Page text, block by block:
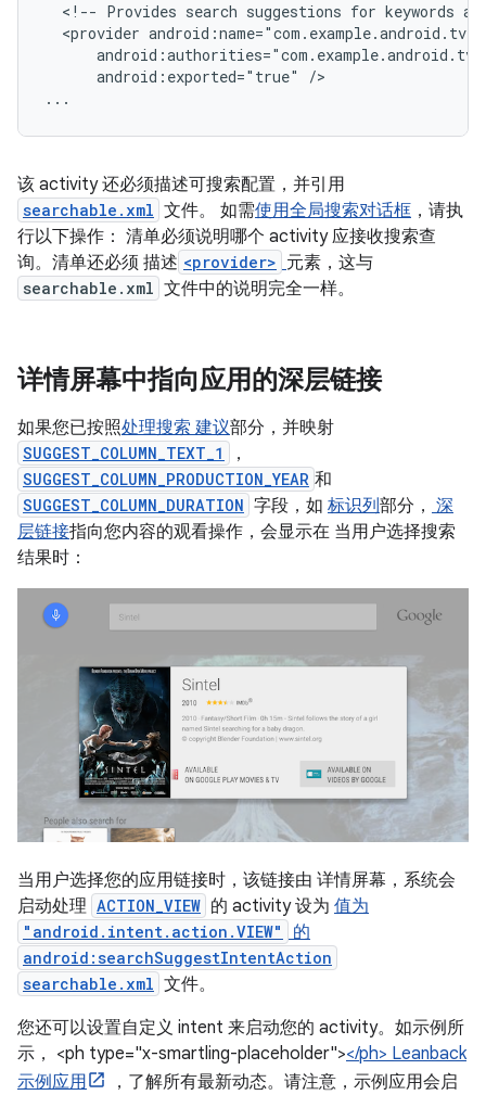
<!-- Provides search suggestions for keywords
<provider
android:exported="true"
/>
...
该 activity 还必须描述可搜索配置，并引用
searchable.xml 文件。 如需使用全局搜索对话框 ，请执
行以下操作： 清单必须说明哪个 activity 应接收搜索查
询。清单还必须 描述 <provider> 元素，这与
searchable.xml 文件中的说明完全一样。
详情屏幕中指向应用的深层链接
如果您已按照处理搜索 建议部分，并映射
SUGGEST_COLUMN_TEXT_1 ，
SUGGEST_COLUMN_PRODUCTION_YEAR 和
SUGGEST_COLUMN_DURATION 字段，如 标识列部分， 深
层链接指向您内容的观看操作，会显示在 当用户选择搜索
结果时：
当用户选择您的应用链接时，该链接由 详情屏幕，系统会
启动处理 ACTION_VIEW 的 activity 设为 值为
"android.intent.action.VIEW" 的
android:searchSuggestIntentAction
searchable.xml 文件。
您还可以设置自定义 intent 来启动您的 activity。如示例所
示， <ph type="x-smartling-placeholder"></ph> Leanback
示例应用
，了解所有最新动态。请注意，示例应用会启